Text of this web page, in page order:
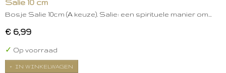
Salie 10 cm
Bosje Salie 10cm (A keuze). Salie: een spirituele manier om…
€ 6,99
✓ Op voorraad
IN WINKELWAGEN